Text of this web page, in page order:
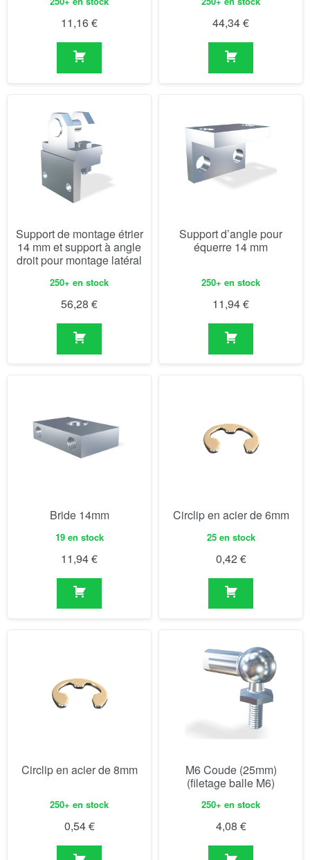
11,16€ 44,34€
Support de montage étrier
14 mm et support à angle
droit pour montage latéral
250+ en stock
56,28 €
Support d’angle pour
équerre 14 mm
250+ en stock
11,94€
Bride 14mm
19 en stock
11,94€
Circlip en acier de 6mm
25 en stock
0,42 €
Circlip en acier de 8mm
250+ en stock
0,54€
M6 Coude (25mm)
(filetage balle M6)
250+ en stock
4,08 €